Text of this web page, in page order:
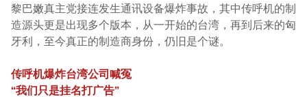
黎巴嫩真主党接连发生通讯设备爆炸事故，其中传呼机的制
造源头更是出现多个版本，从一开始的台湾，再到后来的匈
牙利，至今真正的制造商身份，仍旧是个谜。
传呼机爆炸台湾公司喊冤
“我们只是挂名打广告”